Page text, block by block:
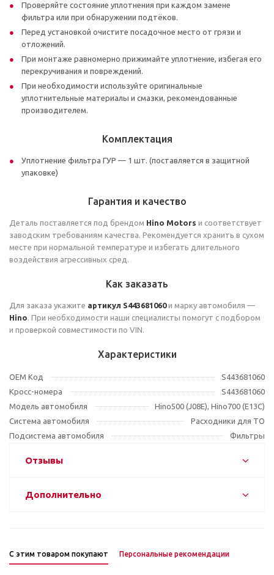
Проверяйте состояние уплотнения при каждом замене
фильтра или при обнаружении подтёков.
Перед установкой очистите посадочное место от грязи и
отложений.
При монтаже равномерно прижимайте уплотнение, избегая его
перекручивания и повреждений.
При необходимости используйте оригинальные
уплотнительные материалы и смазки, рекомендованные
производителем.
Комплектация
Уплотнение фильтра ГУР — 1 шт. (поставляется в защитной
упаковке)
Гарантия и качество
Деталь поставляется под брендом Hino Motors и соответствует
заводским требованиям качества. Рекомендуется хранить в сухом
месте при нормальной температуре и избегать длительного
воздействия агрессивных сред.
Как заказать
Для заказа укажите артикул S443681060и марку автомобиля —
Hino. При необходимости наши специалисты помогут с подбором
и проверкой совместимости по VIN.
Характеристики
OEM Код
S443681060
Кросс-номера
S443681060
Модель автомобиля
Hino500 (J08E), Hino700 (E13C)
Система автомобиля
Расходники для ТО
Подсистема автомобиля
Фильтры
Отзывы
Дополнительно
С этим товаром покупают Персональные рекомендации